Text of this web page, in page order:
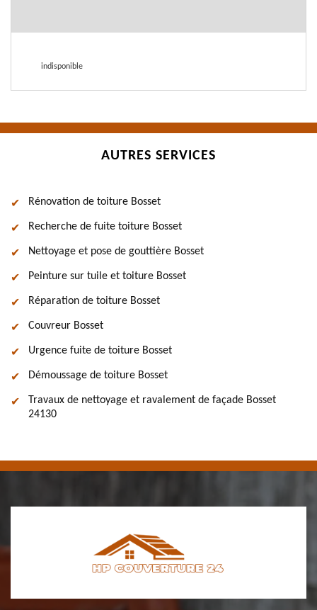
indisponible
AUTRES SERVICES
Rénovation de toiture Bosset
Recherche de fuite toiture Bosset
Nettoyage et pose de gouttière Bosset
Peinture sur tuile et toiture Bosset
Réparation de toiture Bosset
Couvreur Bosset
Urgence fuite de toiture Bosset
Démoussage de toiture Bosset
Travaux de nettoyage et ravalement de façade Bosset
24130